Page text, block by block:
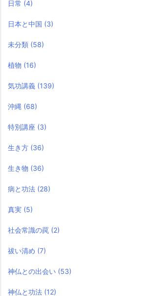
日常 (4)
日本と中国 (3)
未分類 (58)
植物 (16)
気功講義 (139)
沖縄 (68)
特別講座 (3)
生き方 (36)
生き物 (36)
病と功法 (28)
真実 (5)
社会常識の罠 (2)
祓い清め (7)
神仏との出会い (53)
神仏と功法 (12)